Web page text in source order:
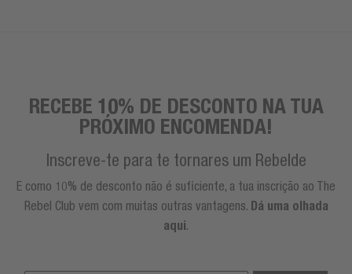
RECEBE 10% DE DESCONTO NA TUA
PRÓXIMO ENCOMENDA!
Inscreve-te para te tornares um Rebelde
E como 10% de desconto não é suficiente, a tua inscrição ao The
Rebel Club vem com muitas outras vantagens. Dá uma olhada
aqui.